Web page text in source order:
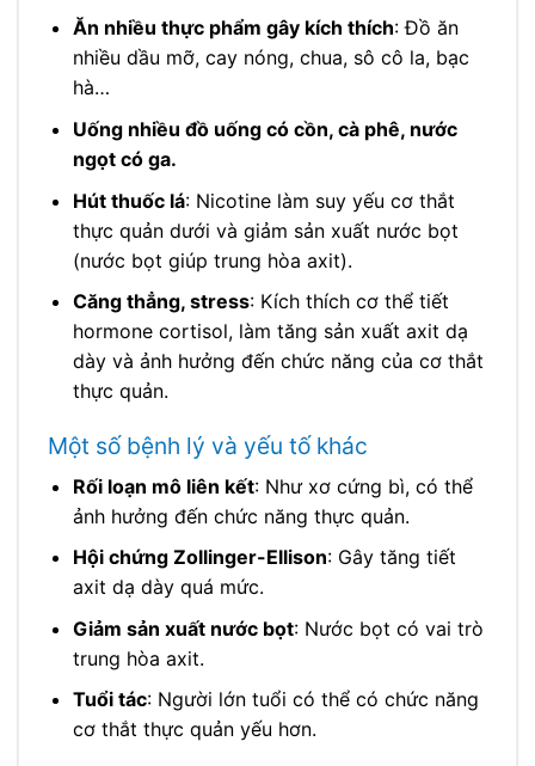
Ăn nhiều thực phẩm gây kích thích: Đồ ăn
nhiều dầu mỡ, cay nóng, chua, sô cô la, bạc
hà…
Uống nhiều đồ uống có cồn, cà phê, nước
ngọt có ga.
Hút thuốc lá: Nicotine làm suy yếu cơ thắt
thực quản dưới và giảm sản xuất nước bọt
(nước bọt giúp trung hòa axit).
Căng thẳng, stress: Kích thích cơ thể tiết
hormone cortisol, làm tăng sản xuất axit dạ
dày và ảnh hưởng đến chức năng của cơ thắt
thực quản.
Một số bệnh lý và yếu tố khác
Rối loạn mô liên kết: Như xơ cứng bì, có thể
ảnh hưởng đến chức năng thực quản.
Hội chứng Zollinger-Ellison: Gây tăng tiết
axit dạ dày quá mức.
Giảm sản xuất nước bọt: Nước bọt có vai trò
trung hòa axit.
Tuổi tác: Người lớn tuổi có thể có chức năng
cơ thắt thực quản yếu hơn.